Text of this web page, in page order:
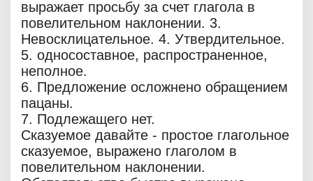
выражает просьбу за счет глагола в
повелительном наклонении. 3.
Невосклицательное. 4. Утвердительное.
5. односоставное, распространенное,
неполное.
6. Предложение осложнено обращением
пацаны.
7. Подлежащего нет.
Сказуемое давайте - простое глагольное
сказуемое, выражено глаголом в
повелительном наклонении.